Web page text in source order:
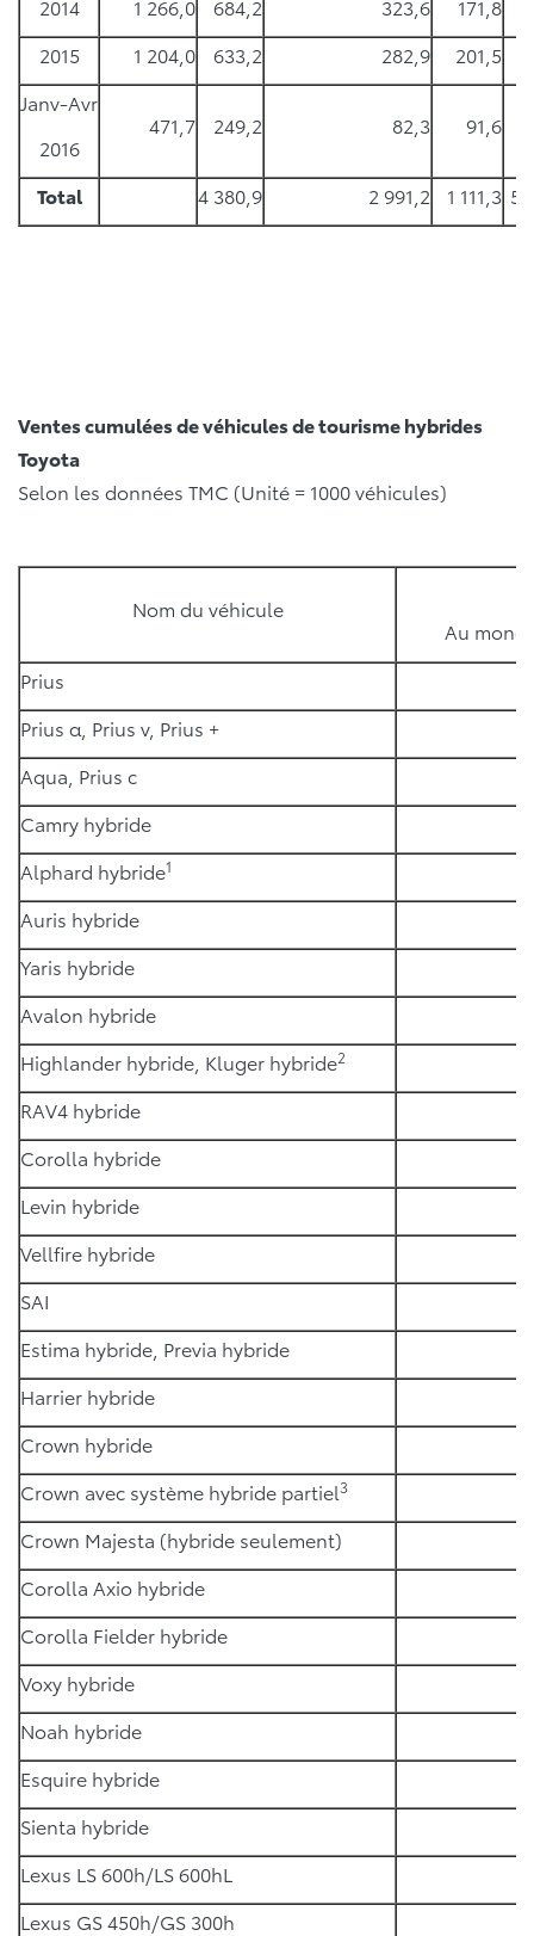
2014 1 266,0 684,2 323,6 171,8
2015
1 204,0 633,2 282,9 201,5
Janv-Avr
2016
471,7 249,2 82,3 91,6
Total 4 380,9 2 991,2 1 111,3
Ventes cumulées de véhicules de tourisme hybrides
Toyota
Selon les données TMC (Unité = 1000 véhicules)
Nom du véhicule
Au
Prius
Prius α, Prius v, Prius +
Aqua, Prius c
Camry hybride
Alphard hybride1
Auris hybride
Yaris hybride
Avalon hybride
Highlander hybride, Kluger hybride2
RAV4 hybride
Corolla hybride
Levin hybride
Vellfire hybride
SAI
Estima hybride, Previa hybride
Harrier hybride
Crown hybride
Crown avec système hybride partiel3
Crown Majesta (hybride seulement)
Corolla Axio hybride
Corolla Fielder hybride
Voxy hybride
Noah hybride
Esquire hybride
Sienta hybride
Lexus LS 600h/LS 600hL
Lexus GS 450h/GS 300h